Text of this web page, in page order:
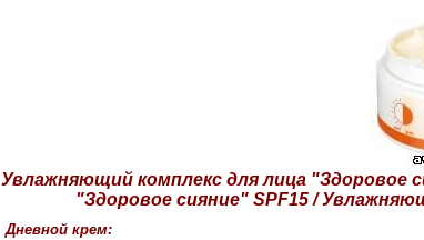
Увлажняющий комплекс для лица "Здоровое
"Здоровое сияние" SPF15 /
Дневной крем: